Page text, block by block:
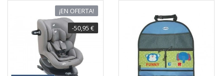
¡EN OFERTA!
-50,95 €